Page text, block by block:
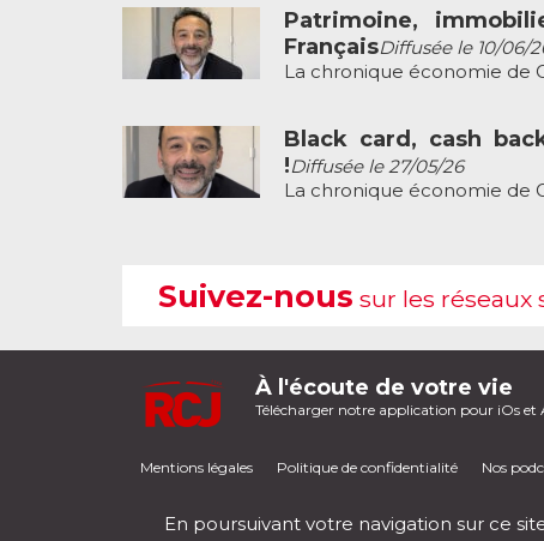
Patrimoine,
FrançaisDiffusée le 10/06/
La chronique économie de
Black card, cash
!Diffusée le 27/05/26
La chronique économie de
Suivez-nous sur les réseaux
À l'écoute de votre vie
Télécharger notre application pour iOs et
Mentions légales Politique de confidentialité Nos
En poursuivant votre navigation sur ce